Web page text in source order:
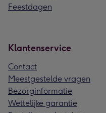
Feestdagen
Klantenservice
Contact
Meestgestelde vragen
Bezorginformatie
Wettelijke garantie